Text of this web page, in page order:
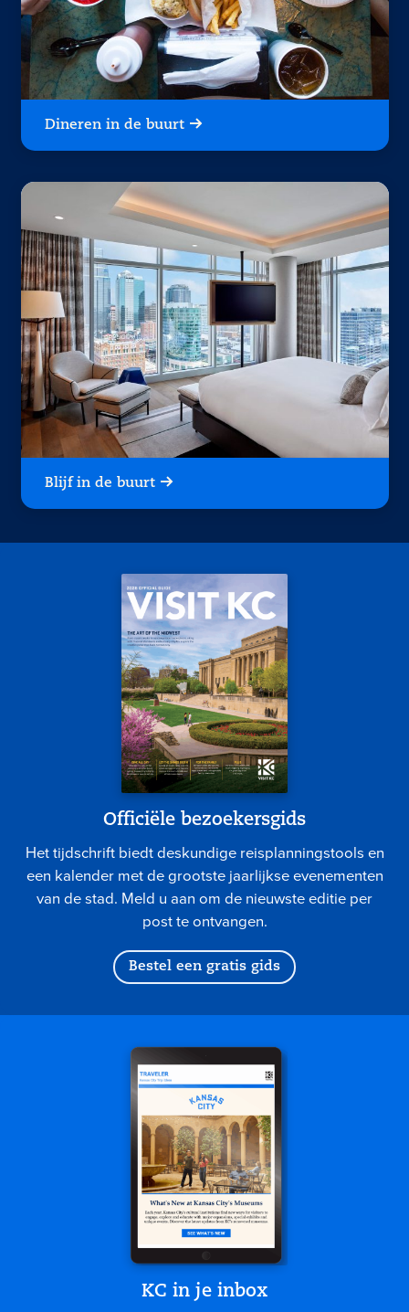
Dineren in de buurt
Blijf in de buurt
Officiële bezoekersgids
Het tijdschrift biedt deskundige reisplanningstools en
een kalender met de grootste jaarlijkse evenementen
van de stad. Meld u aan om de nieuwste editie per
post te ontvangen.
Bestel een gratis gids
KC in je inbox